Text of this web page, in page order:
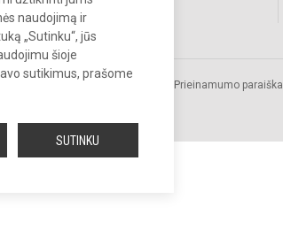
naudojimą ir
„Sutinku“, jūs
šioje
sutikimus, prašome
SUTINKU
teisės saugomos.
griežtai
Prieinamumo paraiška